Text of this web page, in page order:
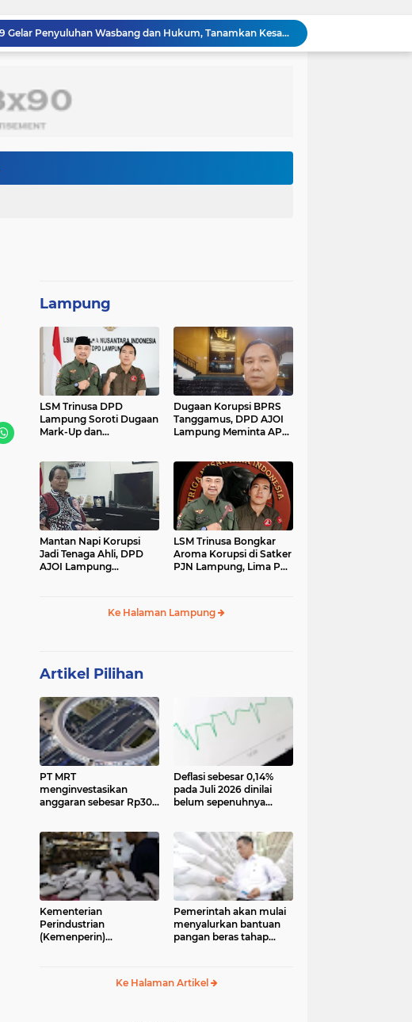
TMMD Ke-129 Gelar Penyuluhan Wasbang dan Hukum, Tanamkan Kesadaran Berbangsa serta Taat Aturan di Kampung Sesor
Percepatan Pembangunan RTLH, Anggota Satgas TMMD ke-129 Kodim 1505/Tidore Turunkan Material Semen
Bahu Membahu Demi Desa Sehat, Satgas TMMD Bersama Warga Bersihkan Saluran Air
Lampung
LSM Trinusa DPD
Lampung Soroti Dugaan
Mark-Up dan
PKPCK
Dugaan Korupsi BPRS
Tanggamus, DPD AJOI
Lampung Meminta APH
Mantan Napi Korupsi
Jadi Tenaga Ahli, DPD
AJOI Lampung
LSM Trinusa Bongkar
Aroma Korupsi di Satker
PJN Lampung, Lima Pos
Ke Halaman Lampung
Artikel Pilihan
PT MRT
menginvestasikan
anggaran sebesar Rp300
deck Dukuh Atas yang
akan menjadi ikon baru
Deflasi sebesar 0,14%
pada Juli 2026 dinilai
belum sepenuhnya
Pengamat ekonomi
Center of Reform on
Economics (Core)
Indonesia
Kementerian
Perindustrian
(Kemenperin)
pakaian jadi, alas kaki,
Pemerintah akan mulai
menyalurkan bantuan
pangan beras tahap
pangan pemerintah
Ke Halaman Artikel